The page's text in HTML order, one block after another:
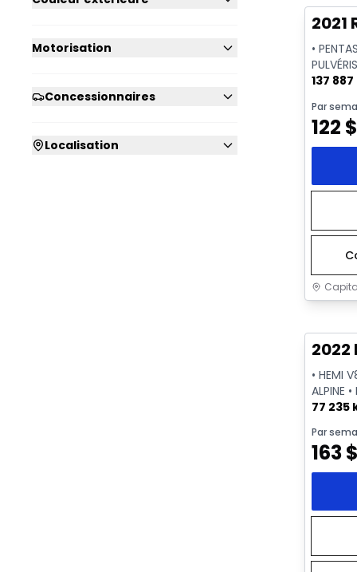
Motorisation
Concessionnaires
Localisation
2021
•
CAMÉRA
137
Par
122 $
Très
2022
• HEMI
ALPINE
77 235
Par
163$